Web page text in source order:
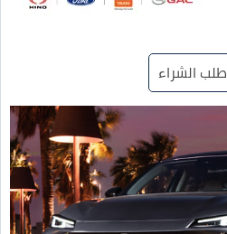
طلب الشراء